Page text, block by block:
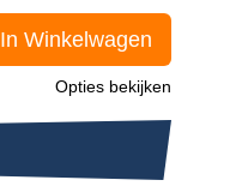
In Winkelwagen
Opties bekijken